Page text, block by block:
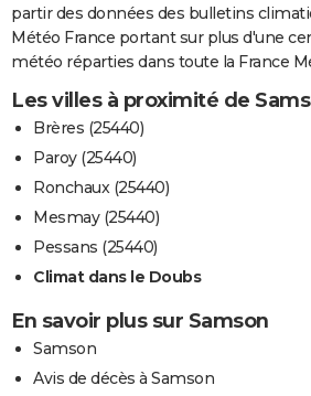
partir des données des bulletins
Météo France portant sur plus d'une
météo réparties dans toute la France
Les villes à proximité de
Brères (25440)
Paroy (25440)
Ronchaux (25440)
Mesmay (25440)
Pessans (25440)
Climat dans le Doubs
En savoir plus sur Samson
Samson
Avis de décès à Samson